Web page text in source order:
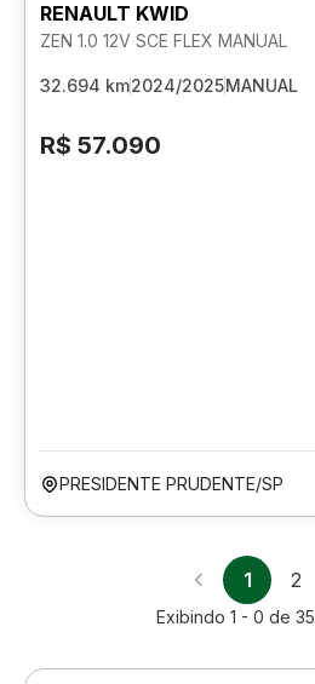
RENAULT KWID
ZEN 1.0 12V SCE FLEX MANUAL
32.694 km2024/2025MANUAL
R$ 57.090
PRESIDENTE PRUDENTE/SP
1 2
Exibindo 1 - 0 de 35